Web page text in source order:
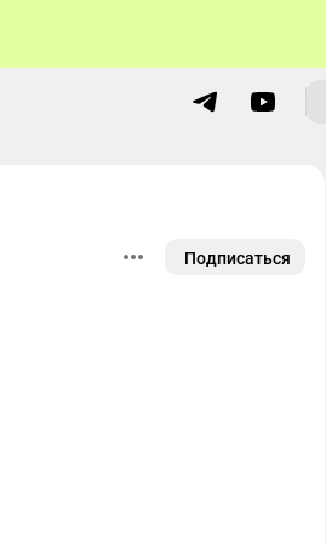
Подписаться